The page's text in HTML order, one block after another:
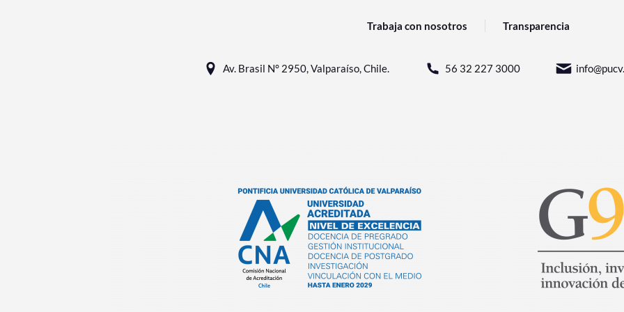
Trabaja con nosotros Transparencia
Av. Brasil N° 2950, Valparaíso, Chile. 56 32 227 3000